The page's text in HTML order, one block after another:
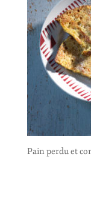
Pain perdu et